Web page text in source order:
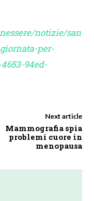
notizie/san
per-
94ed-
Next article
Mammografia spia
problemi cuore in
menopausa